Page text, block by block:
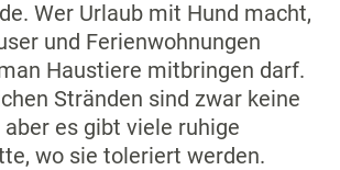
Wer Urlaub mit Hund macht,
und Ferienwohnungen
Haustiere mitbringen darf.
Stränden sind zwar keine
es gibt viele ruhige
wo sie toleriert werden.